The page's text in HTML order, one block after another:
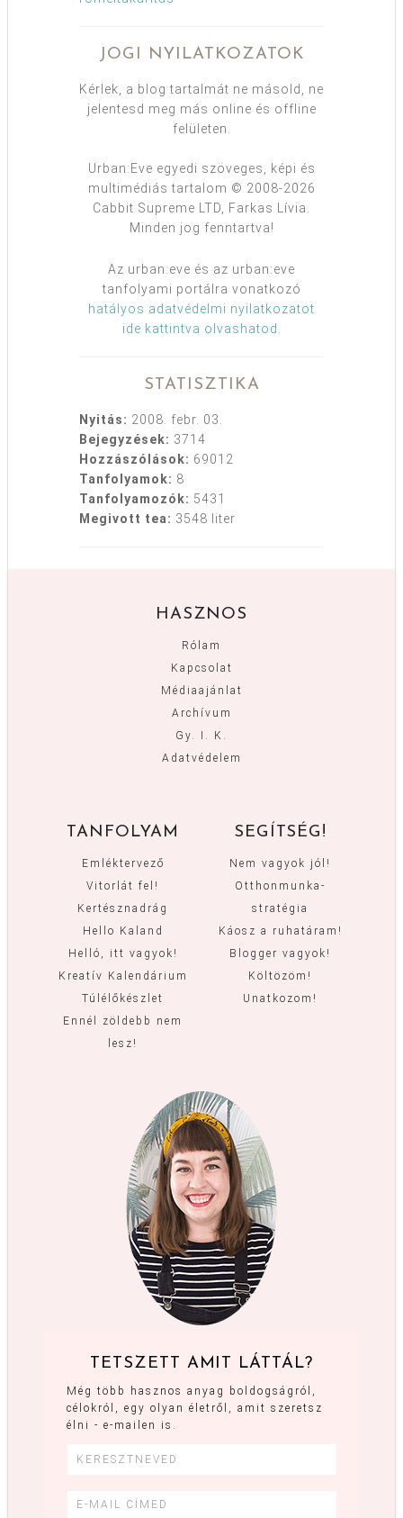
JOGI NYILATKOZATOK
Kérlek, a blog tartalmát ne másold, ne
jelentesd meg más online és offline
felületen.
Urban:Eve egyedi szöveges, képi és
multimédiás tartalom © 2008-2026
Cabbit Supreme LTD, Farkas Lívia.
Minden jog fenntartva!
Az urban:eve és az urban:eve
tanfolyami portálra vonatkozó
hatályos adatvédelmi nyilatkozatot
ide kattintva olvashatod .
STATISZTIKA
Nyitás: 2008. febr. 03.
Bejegyzések: 3714
Hozzászólások: 69012
Tanfolyamok: 8
Tanfolyamozók: 5431
Megivott tea: 3548 liter
HASZNOS
Rólam
Kapcsolat
Médiaajánlat
Archívum
Gy. I. K.
Adatvédelem
TANFOLYAM
Emléktervező
Vitorlát fel!
Kertésznadrág
Hello Kaland
Helló, itt vagyok!
Kreatív Kalendárium
Túlélőkészlet
Ennél zöldebb nem
lesz!
SEGÍTSÉG!
Nem vagyok jól!
Otthonmunka-
stratégia
Káosz a ruhatáram!
Blogger vagyok!
Költözöm!
Unatkozom!
TETSZETT AMIT LÁTTÁL?
Még több hasznos anyag boldogságról,
célokról, egy olyan életről, amit szeretsz
élni - e-mailen is.